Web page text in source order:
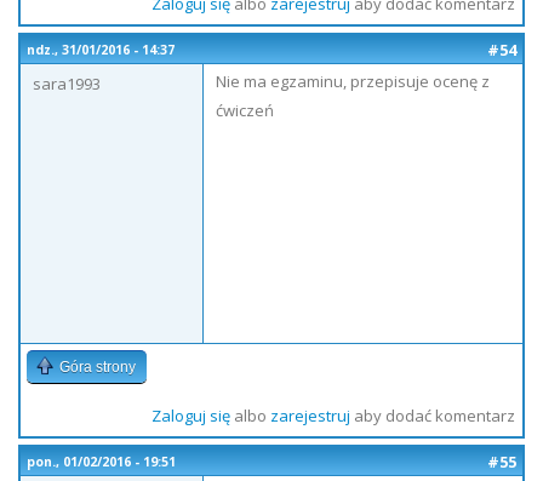
ndz., 31/01/2016 - 14:37
#54
sara1993
Nie ma egzaminu, przepisuje ocenę z
ćwiczeń
Góra strony
Zaloguj sięalbo zarejestruj aby dodać komentarz
pon., 01/02/2016 - 19:51
#55